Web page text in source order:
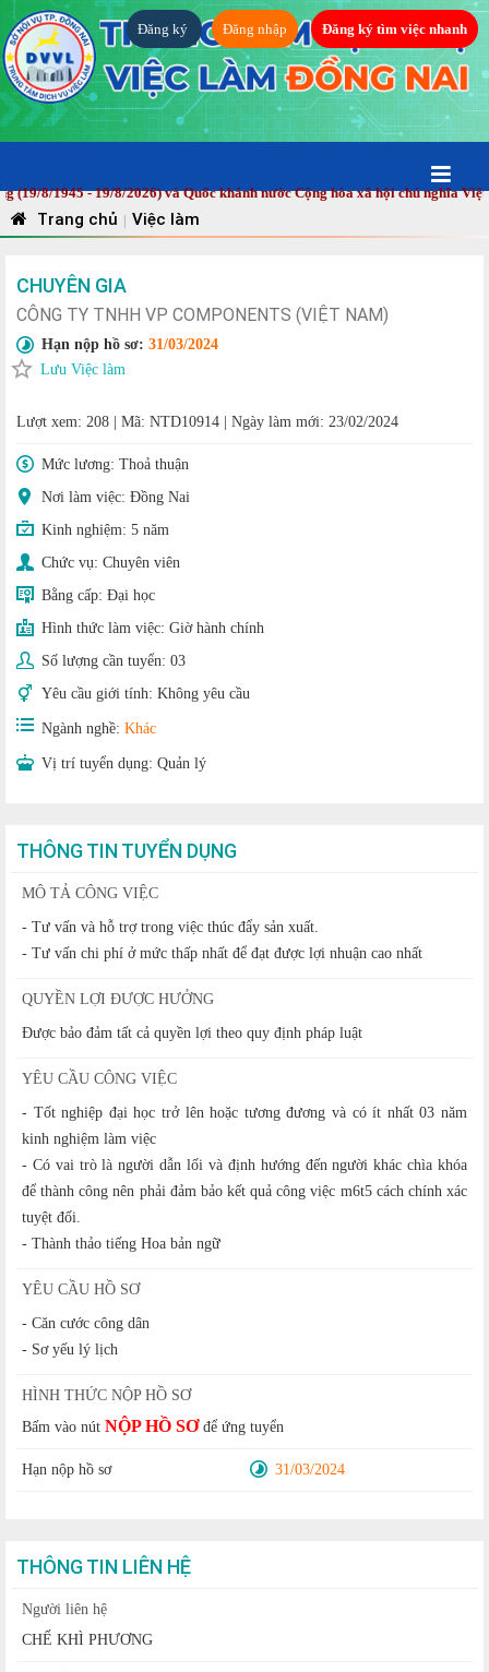
Đăng ký Đăng nhập Đăng ký tìm việc nhanh
1945 - 19/8/2026) và Quốc khánh nước Cộng hòa xã hội chủ nghĩa Việt
Trang chủ | Việc làm
CHUYÊN GIA
CÔNG TY TNHH VP COMPONENTS (VIỆT NAM)
Hạn nộp hồ sơ: 31/03/2024
Lưu Việc làm
Lượt xem: 208 Mã: NTD10914 Ngày làm mới: 23/02/2024
Mức lương: Thoả thuận
Nơi làm việc: Đồng Nai
Kinh nghiệm: 5 năm
Chức vụ: Chuyên viên
Bằng cấp: Đại học
Hình thức làm việc: Giờ hành chính
Số lượng cần tuyển: 03
Yêu cầu giới tính: Không yêu cầu
Ngành nghề: Khác
Vị trí tuyển dụng: Quản lý
THÔNG TIN TUYỂN DỤNG
MÔ TẢ CÔNG VIỆC
- Tư vấn và hỗ trợ trong việc thúc đẩy sản xuất.
- Tư vấn chi phí ở mức thấp nhất để đạt được lợi nhuận cao nhất
QUYỀN LỢI ĐƯỢC HƯỞNG
Được bảo đảm tất cả quyền lợi theo quy định pháp luật
YÊU CẦU CÔNG VIỆC
- Tốt nghiệp đại học trở lên hoặc tương đương và có ít nhất 03 năm
kinh nghiệm làm việc
- Có vai trò là người dẫn lối và định hướng đến người khác chìa khóa
để thành công nên phải đảm bảo kết quả công việc m6t5 cách chính xác
tuyệt đối.
- Thành thảo tiếng Hoa bản ngữ
YÊU CẦU HỒ SƠ
- Căn cước công dân
- Sơ yếu lý lịch
HÌNH THỨC NỘP HỒ SƠ
Bấm vào nút NỘP HỒ SƠđể ứng tuyển
Hạn nộp hồ sơ 31/03/2024
THÔNG TIN LIÊN HỆ
Người liên hệ
CHẾ KHÌ PHƯƠNG